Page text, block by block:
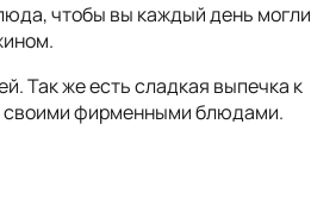
чтобы вы каждый день могли
Так же есть сладкая выпечка к
своими фирменными блюдами.